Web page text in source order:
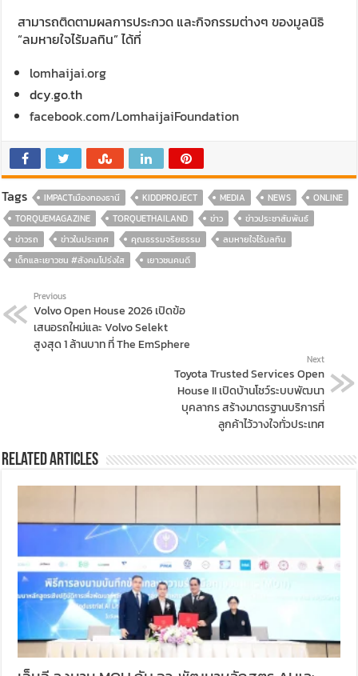
สามารถติดตามผลการประกวด และกิจกรรมต่างๆ ของมูลนิธิ
“ลมหายใจไร้มลทิน” ได้ที่
lomhaijai.org
dcy.go.th
facebook.com/LomhaijaiFoundation
Tags IMPACTเมืองทองธานี KIDDPROJECT MEDIA NEWS
ONLINE
TORQUEMAGAZINE
TORQUETHAILAND ข่าว
ข่าวประชาสัมพันธ์
ข่าวรถ
ข่าวในประเทศ คุณธรรมจริยธรรม
ลมหายใจไร้มลทิน
เด็กและเยาวชน #สังคมโปร่งใส
เยาวชนคนดี
Previous
Volvo Open House 2026 เปิดข้อ
เสนอรถใหม่และ Volvo Selekt
สูงสุด 1 ล้านบาท ที่ The EmSphere
Next
Toyota Trusted Services Open
House II เปิดบ้านโชว์ระบบพัฒนา
บุคลากร สร้างมาตรฐานบริการที่
ลูกค้าไว้วางใจทั่วประเทศ
Related Articles